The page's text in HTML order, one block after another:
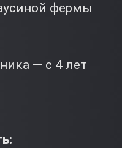
фермы
— с 4 лет